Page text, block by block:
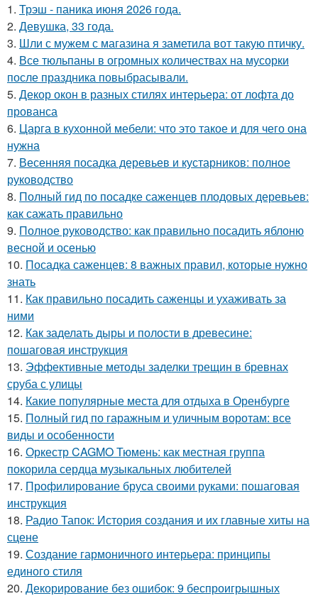
1. Трэш - паника июня 2026 года.
2. Девушка, 33 года.
3. Шли с мужем с магазина я заметила вот такую птичку.
4. Все тюльпаны в огромных количествах на мусорки
после праздника повыбрасывали.
5. Декор окон в разных стилях интерьера: от лофта до
прованса
6. Царга в кухонной мебели: что это такое и для чего она
нужна
7. Весенняя посадка деревьев и кустарников: полное
руководство
8. Полный гид по посадке саженцев плодовых деревьев:
как сажать правильно
9. Полное руководство: как правильно посадить яблоню
весной и осенью
10. Посадка саженцев: 8 важных правил, которые нужно
знать
11. Как правильно посадить саженцы и ухаживать за
ними
12. Как заделать дыры и полости в древесине:
пошаговая инструкция
13. Эффективные методы заделки трещин в бревнах
сруба с улицы
14. Какие популярные места для отдыха в Оренбурге
15. Полный гид по гаражным и уличным воротам: все
виды и особенности
16. Оркестр CAGMO Тюмень: как местная группа
покорила сердца музыкальных любителей
17. Профилирование бруса своими руками: пошаговая
инструкция
18. Радио Тапок: История создания и их главные хиты на
сцене
19. Создание гармоничного интерьера: принципы
единого стиля
20. Декорирование без ошибок: 9 беспроигрышных